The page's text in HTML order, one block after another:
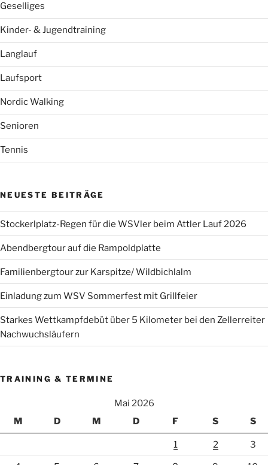
Geselliges
Kinder- & Jugendtraining
Langlauf
Laufsport
Nordic Walking
Senioren
Tennis
NEUESTE BEITRÄGE
Stockerlplatz-Regen für die WSVler beim Attler Lauf 2026
Abendbergtour auf die Rampoldplatte
Familienbergtour zur Karspitze/ Wildbichlalm
Einladung zum WSV Sommerfest mit Grillfeier
Starkes Wettkampfdebüt über 5 Kilometer bei den Zellerreiter
Nachwuchsläufern
TRAINING & TERMINE
Mai 2026
M
D M D F S S
1 2 3